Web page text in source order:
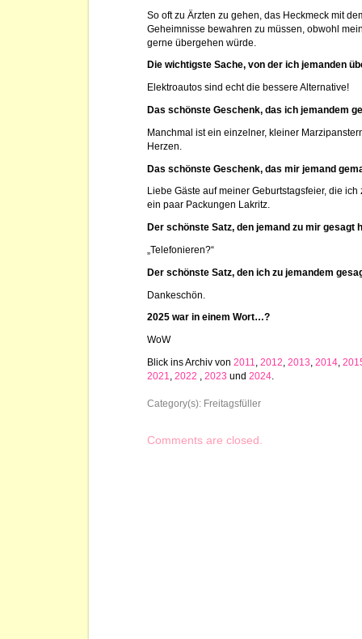
So oft zu Ärzten zu gehen, das Heckmeck mit
Geheimnisse bewahren zu müssen, obwohl
gerne übergehen würde.
Die wichtigste Sache, von der ich jemanden
Elektroautos sind echt die bessere Alternative!
Das schönste Geschenk, das ich jemandem
Manchmal ist ein einzelner, kleiner
Herzen.
Das schönste Geschenk, das mir jemand
Liebe Gäste auf meiner Geburtstagsfeier, die
ein paar Packungen Lakritz.
Der schönste Satz, den jemand zu mir gesagt
„Telefonieren?“
Der schönste Satz, den ich zu jemandem
Dankeschön.
2025 war in einem Wort…?
WoW
Blick ins Archiv von 2011, 2012, 2013, 2014,
2021, 2022 , 2023 und 2024.
Category(s): Freitagsfüller
Comments are closed.